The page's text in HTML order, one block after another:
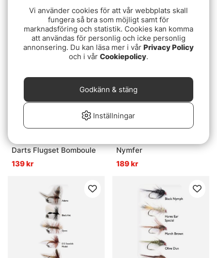
Fladen Fly Selection
Zonker
65 kr
Havsöring Klassiker 5-
pack
99 kr
Darts Flugset Bomboule
139 kr
Nymfer
189 kr
Vi använder cookies för att vår webbplats skall
fungera så bra som möjligt samt för
marknadsföring och statistik. Cookies kan komma
att användas för personlig och icke personlig
annonsering. Du kan läsa mer i vår Privacy Policy
och i vår Cookiepolicy.
Inställningar
Godkänn & stäng